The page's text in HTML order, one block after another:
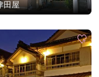
田屋